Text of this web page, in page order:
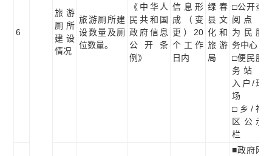
6
旅游
厕所
建设
情况
旅游厕所建
设数量及厕
位数量。
《中华人
民共和国
政府信息
公开条
例》
信息形
成（变
更）20
个工作
日内
绿春
县文
化和
旅游
局
□公开查
阅点 □
为民服
务中心
□便民服
务站 □
入户/现
场
□乡/社
区公示
栏
■政府网